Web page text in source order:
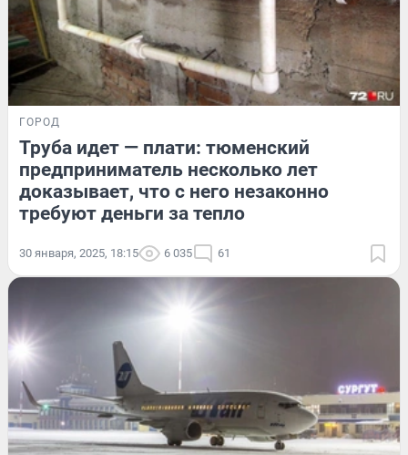
ГОРОД
Труба идет — плати: тюменский
предприниматель несколько лет
доказывает, что с него незаконно
требуют деньги за тепло
30 января, 2025, 18:15 6 035 61